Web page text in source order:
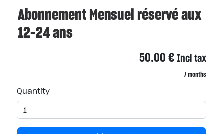
Abonnement Mensuel réservé aux
12-24 ans
50.00 € Incl tax
/ months
Quantity